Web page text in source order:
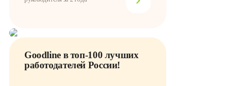
Goodline в топ-100 лучших
работодателей России!